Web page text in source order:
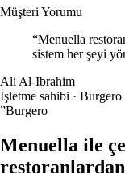
Müşteri Yorumu
“Menuella
sistem her şeyi
Ali Al-Ibrahim
İşletme sahibi · Burgero
”Burgero
Menuella ile